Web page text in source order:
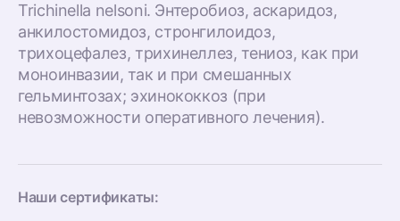
Trichinella nelsoni. Энтеробиоз, аскаридоз,
анкилостомидоз, стронгилоидоз,
трихоцефалез, трихинеллез, тениоз, как при
моноинвазии, так и при смешанных
гельминтозах; эхинококкоз (при
невозможности оперативного лечения).
Наши сертификаты: